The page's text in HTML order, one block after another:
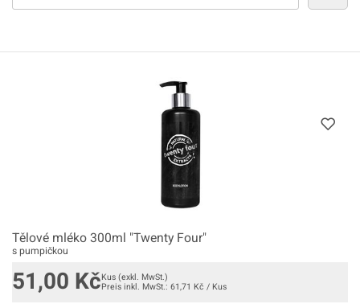
Tělové mléko 300ml "Twenty Four"
s pumpičkou
51,00 KčKus (exkl. MwSt.)
Preis inkl. MwSt.: 61,71 Kč / Kus